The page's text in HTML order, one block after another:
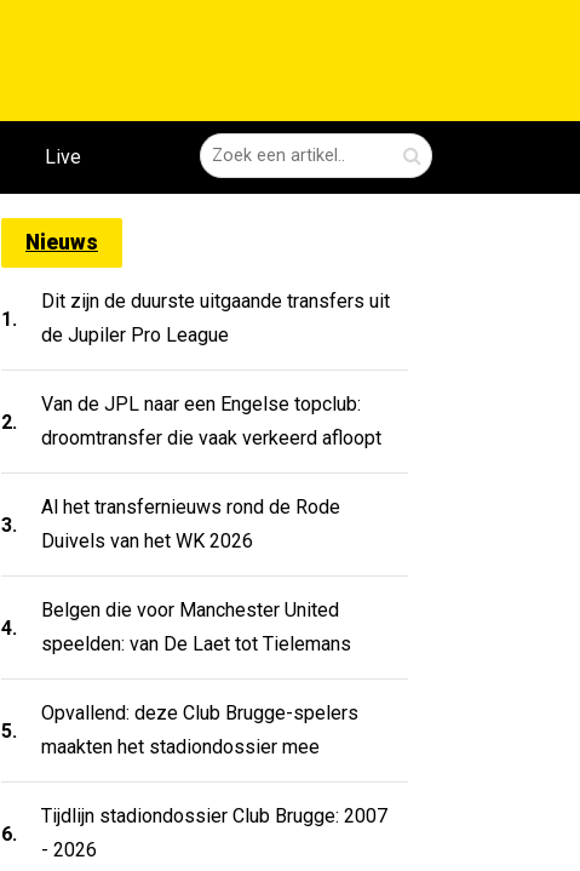
Live
Nieuws
1.
Dit zijn de duurste uitgaande transfers uit
de Jupiler Pro League
2.
Van de JPL naar een Engelse topclub:
droomtransfer die vaak verkeerd afloopt
3.
Al het transfernieuws rond de Rode
Duivels van het WK 2026
4.
Belgen die voor Manchester United
speelden: van De Laet tot Tielemans
5.
Opvallend: deze Club Brugge-spelers
maakten het stadiondossier mee
6.
Tijdlijn stadiondossier Club Brugge: 2007
- 2026